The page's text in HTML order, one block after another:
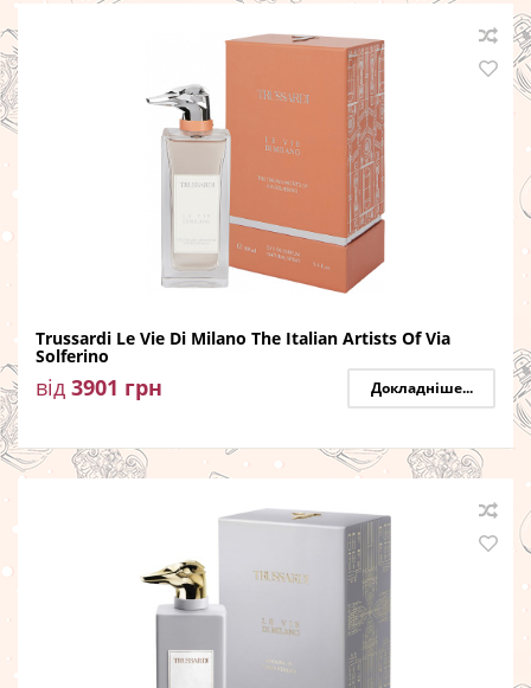
Trussardi Le Vie Di Milano The Italian Artists Of Via
Solferino
від 3901 грн Докладніше...